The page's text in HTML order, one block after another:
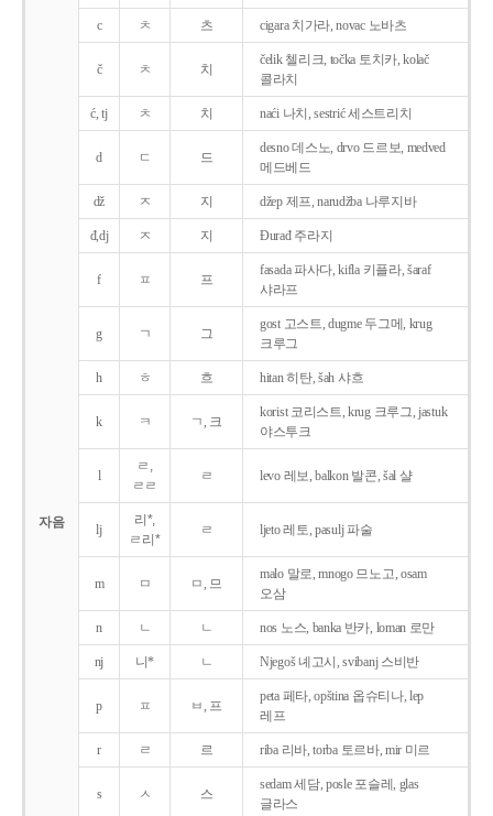
자음
c ㅊ 츠 cigara 치가라, novac 노바츠
č ㅊ 치
čelik 첼리크, točka 토치카, kolač
콜라치
ć, tj ㅊ 치 naći 나치, sestrić 세스트리치
d ㄷ 드
desno 데스노, drvo 드르보, medved
메드베드
dž ㅈ 지 džep 제프, narudžba 나루지바
đ,dj ㅈ 지 Ðurađ 주라지
f ㅍ 프
fasada 파사다, kifla 키플라, šaraf
샤라프
g ㄱ 그
gost 고스트, dugme 두그메, krug
크루그
h ㅎ 흐 hitan 히탄, šah 샤흐
k ㅋ ㄱ, 크
korist 코리스트, krug 크루그, jastuk
야스투크
l
ㄹ,
ㄹㄹ
ㄹ levo 레보, balkon 발콘, šal 샬
lj
리*,
ㄹ리*
ㄹ ljeto 레토, pasulj 파술
m ㅁ ㅁ, 므
malo 말로, mnogo 므노고, osam
오삼
n ㄴ ㄴ nos 노스, banka 반카, loman 로만
nj 니* ㄴ Njegoš 녜고시, svibanj 스비반
p ㅍ ㅂ, 프
peta 페타, opština 옵슈티나, lep
레프
r ㄹ 르 riba 리바, torba 토르바, mir 미르
s ㅅ 스
sedam 세담, posle 포슬레, glas
글라스